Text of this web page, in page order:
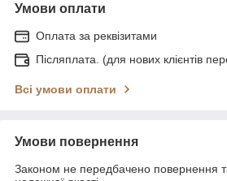
Умови оплати
Оплата за реквізитами
Післяплата. (для нових клієнтів
Всі умови оплати
Умови повернення
Законом не передбачено повернення